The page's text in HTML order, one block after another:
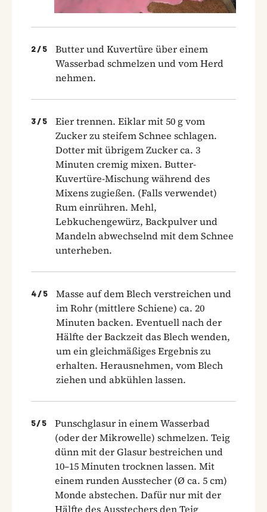
2/ 5
Butter und Kuvertüre über einem
Wasserbad schmelzen und vom Herd
nehmen.
3/ 5
Eier trennen. Eiklar mit 50 g vom
Zucker zu steifem Schnee schlagen.
Dotter mit übrigem Zucker ca. 3
Minuten cremig mixen. Butter-
Kuvertüre-Mischung während des
Mixens zugießen. (Falls verwendet)
Rum einrühren. Mehl,
Lebkuchengewürz, Backpulver und
Mandeln abwechselnd mit dem Schnee
unterheben.
4/ 5
Masse auf dem Blech verstreichen und
im Rohr (mittlere Schiene) ca. 20
Minuten backen. Eventuell nach der
Hälfte der Backzeit das Blech wenden,
um ein gleichmäßiges Ergebnis zu
erhalten. Herausnehmen, vom Blech
ziehen und abkühlen lassen.
5/ 5
Punschglasur in einem Wasserbad
(oder der Mikrowelle) schmelzen. Teig
dünn mit der Glasur bestreichen und
10–15 Minuten trocknen lassen. Mit
einem runden Ausstecher (Ø ca. 5 cm)
Monde abstechen. Dafür nur mit der
Hälfte des Ausstechers den Teig